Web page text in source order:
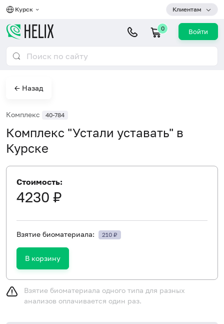
Курск Клиентам
0 Войти
← Назад
Комплекс 40-784
Комплекс "Устали уставать" в
Курске
Стоимость:
4230 ₽
Взятие биоматериала: 210 ₽
В корзину
Взятие биоматериала одного типа для разных
анализов оплачивается один раз.